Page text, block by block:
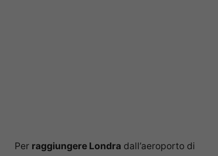
Per raggiungere Londra dall’aeroporto di